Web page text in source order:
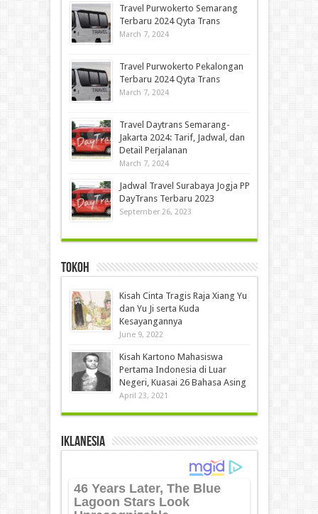
Travel Purwokerto Semarang
Terbaru 2024 Qyta Trans
March 7, 2024
Travel Purwokerto Pekalongan
Terbaru 2024 Qyta Trans
March 7, 2024
Travel Daytrans Semarang-
Jakarta 2024: Tarif, Jadwal, dan
Detail Perjalanan
March 7, 2024
Jadwal Travel Surabaya Jogja PP
DayTrans Terbaru 2023
September 26, 2023
Tokoh
Kisah Cinta Tragis Raja Xiang Yu
dan Yu Ji serta Kuda
Kesayangannya
June 9, 2022
Kisah Kartono Mahasiswa
Pertama Indonesia di Luar
Negeri, Kuasai 26 Bahasa Asing
April 23, 2021
IKLANESIA